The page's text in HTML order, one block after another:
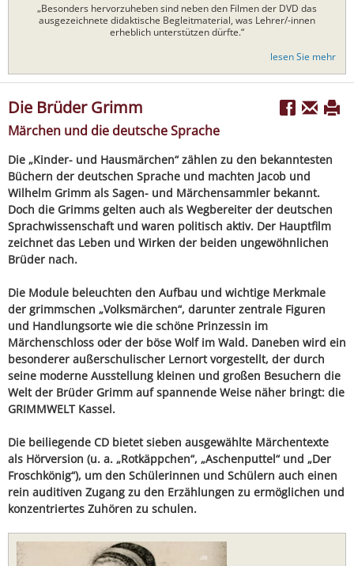
„Besonders hervorzuheben sind neben den Filmen der DVD das
ausgezeichnete didaktische Begleitmaterial, was Lehrer/-innen
erheblich unterstützen dürfte.“
lesen Sie mehr
Die Brüder Grimm
Märchen und die deutsche Sprache
Die „Kinder- und Hausmärchen“ zählen zu den bekanntesten
Büchern der deutschen Sprache und machten Jacob und
Wilhelm Grimm als Sagen- und Märchensammler bekannt.
Doch die Grimms gelten auch als Wegbereiter der deutschen
Sprachwissenschaft und waren politisch aktiv. Der Hauptfilm
zeichnet das Leben und Wirken der beiden ungewöhnlichen
Brüder nach.
Die Module beleuchten den Aufbau und wichtige Merkmale
der grimmschen „Volksmärchen“, darunter zentrale Figuren
und Handlungsorte wie die schöne Prinzessin im
Märchenschloss oder der böse Wolf im Wald. Daneben wird ein
besonderer außerschulischer Lernort vorgestellt, der durch
seine moderne Ausstellung kleinen und großen Besuchern die
Welt der Brüder Grimm auf spannende Weise näher bringt: die
GRIMMWELT Kassel.
Die beiliegende CD bietet sieben ausgewählte Märchentexte
als Hörversion (u. a. „Rotkäppchen“, „Aschenputtel“ und „Der
Froschkönig“), um den Schülerinnen und Schülern auch einen
rein auditiven Zugang zu den Erzählungen zu ermöglichen und
konzentriertes Zuhören zu schulen.